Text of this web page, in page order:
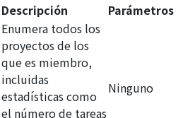
Descripción Parámetros
Enumera todos los
proyectos de los
que es miembro,
incluidas
estadísticas como
el número de tareas
Ninguno